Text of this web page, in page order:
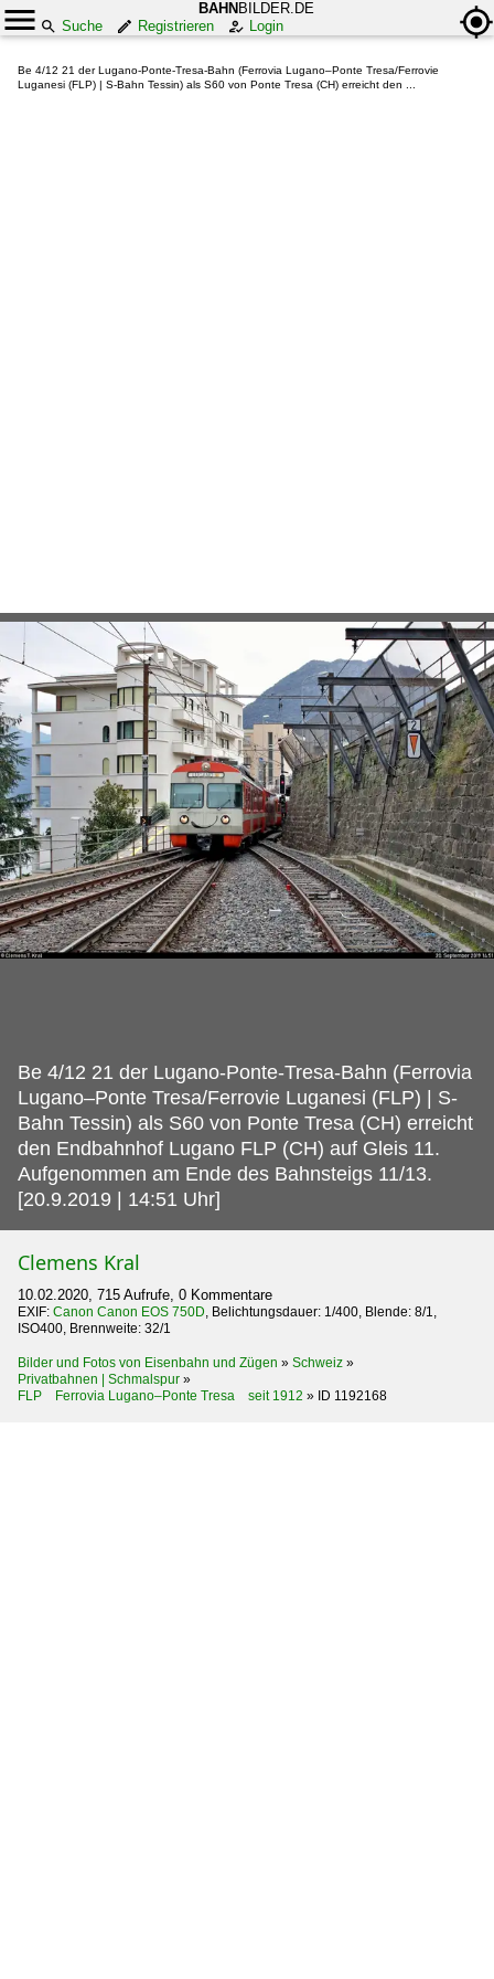
BAHN BILDER.DE
Suche
Registrieren Login
Be 4/12 21 der Lugano-Ponte-Tresa-Bahn (Ferrovia Lugano–Ponte Tresa/Ferrovie
Luganesi (FLP) | S-Bahn Tessin) als S60 von Ponte Tresa (CH) erreicht den ...
Be 4/12 21 der Lugano-Ponte-Tresa-Bahn (Ferrovia
Lugano–Ponte Tresa/Ferrovie Luganesi (FLP) | S-
Bahn Tessin) als S60 von Ponte Tresa (CH) erreicht
den Endbahnhof Lugano FLP (CH) auf Gleis 11.
Aufgenommen am Ende des Bahnsteigs 11/13.
[20.9.2019 | 14:51 Uhr]
Clemens Kral
10.02.2020, 715 Aufrufe, 0 Kommentare
EXIF: Canon Canon EOS 750D , Belichtungsdauer: 1/400, Blende: 8/1,
ISO400, Brennweite: 32/1
Bilder und Fotos von Eisenbahn und Zügen » Schweiz »
Privatbahnen | Schmalspur »
FLP Ferrovia Lugano–Ponte Tresa seit 1912 » ID 1192168